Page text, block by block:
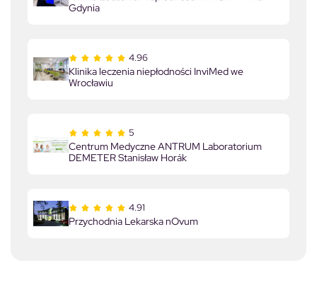
Gdynia
4.96
Klinika leczenia niepłodności InviMed we
Wrocławiu
5
Centrum Medyczne ANTRUM Laboratorium
DEMETER Stanisław Horák
4.91
Przychodnia Lekarska nOvum